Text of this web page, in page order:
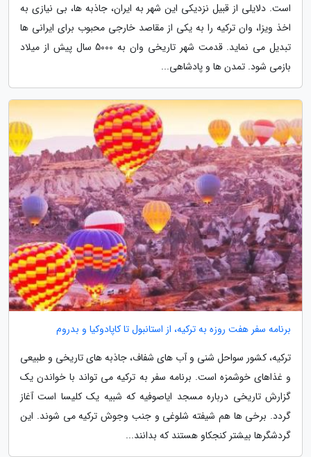
است. دلایلی از قبیل نزدیکی این شهر به ایران، جاذبه ها، بی نیازی به
اخذ ویزا، وان ترکیه را به یکی از مقاصد خارجی محبوب برای ایرانی ها
تبدیل می نماید. قدمت شهر تاریخی وان به 5000 سال پیش از میلاد
بازمی شود. تمدن ها و پادشاهی...
برنامه سفر هفت روزه به ترکیه، از استانبول تا کاپادوکیا و بدروم
ترکیه، کشور سواحل شنی و آب های شفاف، جاذبه های تاریخی و طبیعی
و غذاهای خوشمزه است. برنامه سفر به ترکیه می تواند با خواندن یک
گزارش تاریخی درباره مسجد ایاصوفیه که شبیه یک کلیسا است آغاز
گردد. برخی ها هم شیفته شلوغی و جنب وجوش ترکیه می شوند. این
گردشگرها بیشتر کنجکاو هستند که بدانند...